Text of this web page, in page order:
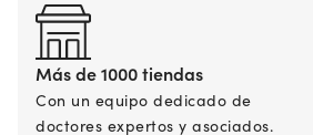
Más de 1000 tiendas
Con un equipo dedicado de
doctores expertos y asociados.